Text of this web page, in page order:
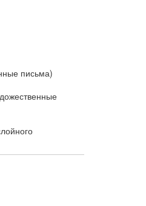
письма)